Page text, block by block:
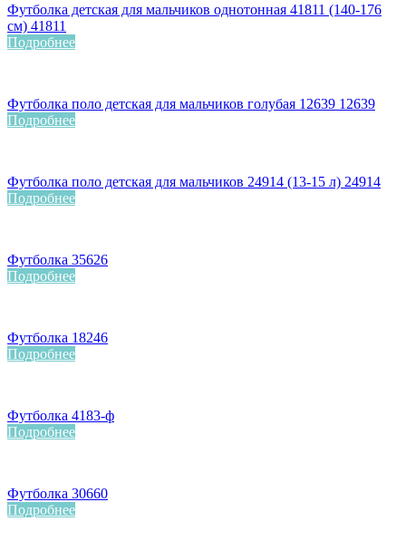
Футболка детская для мальчиков однотонная 41811 (140-176
см) 41811
Подробнее
Футболка поло детская для мальчиков голубая 12639 12639
Подробнее
Футболка поло детская для мальчиков 24914 (13-15 л) 24914
Подробнее
Футболка 35626
Подробнее
Футболка 18246
Подробнее
Футболка 4183-ф
Подробнее
Футболка 30660
Подробнее